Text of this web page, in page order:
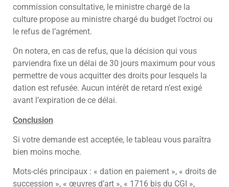
commission consultative, le ministre chargé de la
culture propose au ministre chargé du budget l’octroi ou
le refus de l’agrément.
On notera, en cas de refus, que la décision qui vous
parviendra fixe un délai de 30 jours maximum pour vous
permettre de vous acquitter des droits pour lesquels la
dation est refusée. Aucun intérêt de retard n’est exigé
avant l’expiration de ce délai.
Conclusion
Si votre demande est acceptée, le tableau vous paraîtra
bien moins moche.
Mots-clés principaux : « dation en paiement », « droits de
succession », « œuvres d’art », « 1716 bis du CGI »,